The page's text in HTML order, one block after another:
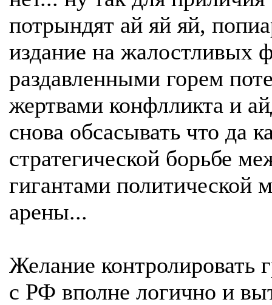
потрындят ай яй яй,
издание на жалостливых
раздавленными горем
жертвами конфлликта и
снова обсасывать что да
стратегической борьбе
гигантами политической
арены...
Желание контролировать
с РФ вполне логично и